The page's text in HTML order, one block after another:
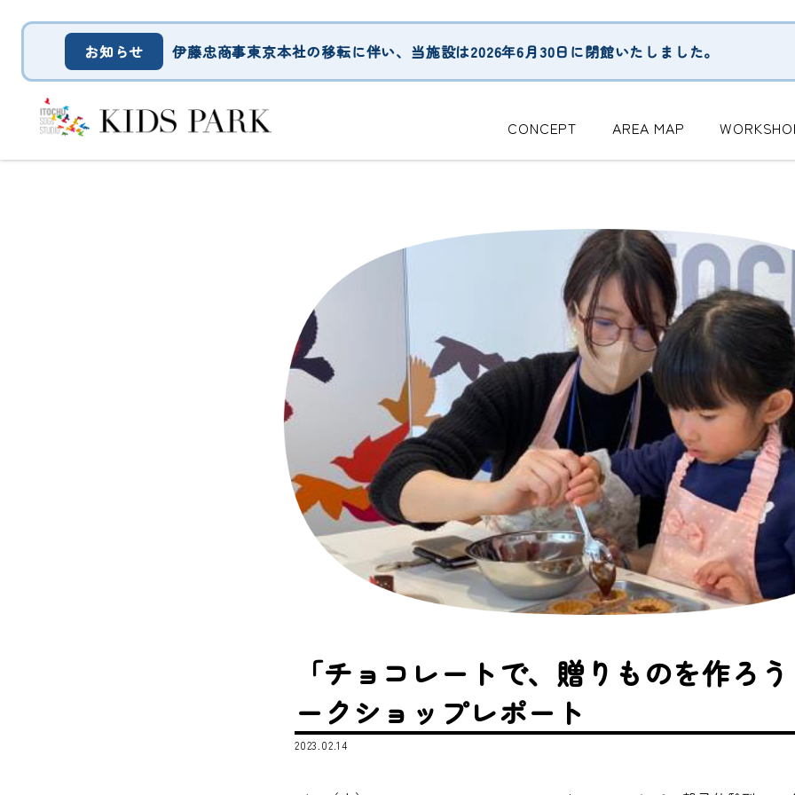
お知らせ 伊藤忠商事東京本社の移転に伴い、当施設は2026年6月30日に閉館いたしました。
CONCEPT AREA MAP
「チョコレートで、贈りものを作ろ
ークショップレポート
2023.02.14